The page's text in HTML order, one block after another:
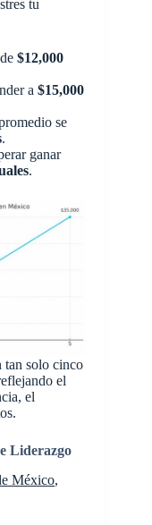
tu
$12,000
a $15,000
se
.
ganar
.
tan solo cinco
el
el
Liderazgo
México,